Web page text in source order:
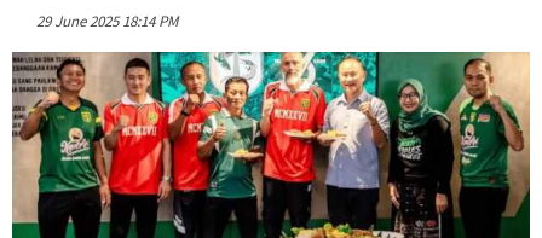
29 June 2025 18:14 PM